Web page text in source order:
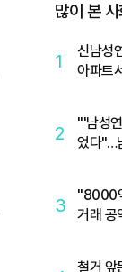
많이 본
1
신남성
아파트
2
"'남성
었다"…
3
"8000
거래 공
철거 앞